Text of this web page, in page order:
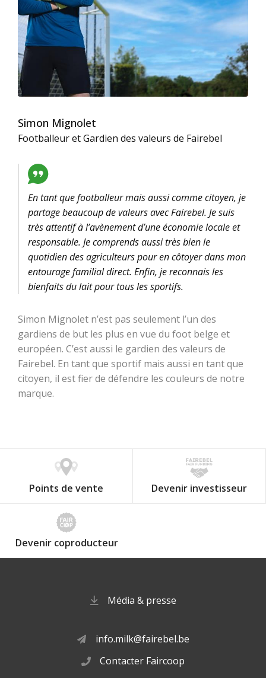
Simon Mignolet
Footballeur et Gardien des valeurs de Fairebel
En tant que footballeur mais aussi comme citoyen, je
partage beaucoup de valeurs avec Fairebel. Je suis
très attentif à l’avènement d’une économie locale et
responsable. Je comprends aussi très bien le
quotidien des agriculteurs pour en côtoyer dans mon
entourage familial direct. Enfin, je reconnais les
bienfaits du lait pour tous les sportifs.
Simon Mignolet n’est pas seulement l’un des
gardiens de but les plus en vue du foot belge et
européen. C’est aussi le gardien des valeurs de
Fairebel. En tant que sportif mais aussi en tant que
citoyen, il est fier de défendre les couleurs de notre
marque.
Points de vente Devenir investisseur
Devenir coproducteur
Média & presse
info.milk@fairebel.be
Contacter Faircoop